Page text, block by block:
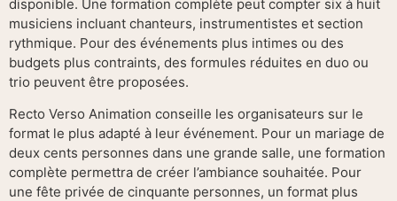
disponible. Une formation complète peut compter six à huit
musiciens incluant chanteurs, instrumentistes et section
rythmique. Pour des événements plus intimes ou des
budgets plus contraints, des formules réduites en duo ou
trio peuvent être proposées.
Recto Verso Animation conseille les organisateurs sur le
format le plus adapté à leur événement. Pour un mariage de
deux cents personnes dans une grande salle, une formation
complète permettra de créer l’ambiance souhaitée. Pour
une fête privée de cinquante personnes, un format plus